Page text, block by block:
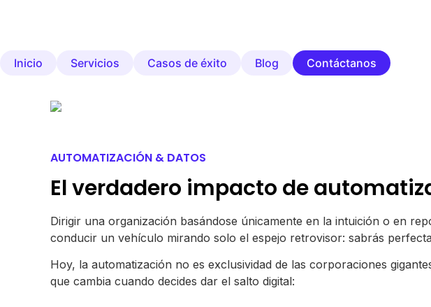
Inicio Servicios Casos de éxito Blog Contáctanos
AUTOMATIZACIÓN & DATOS
El verdadero impacto de
Dirigir una organización basándose únicamente en la intuición o en
conducir un vehículo mirando solo el espejo retrovisor: sabrás
Hoy, la automatización no es exclusividad de las corporaciones
que cambia cuando decides dar el salto digital: